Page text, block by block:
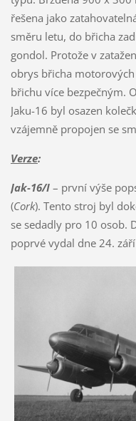
řešena jako
směru letu, do břicha
gondol. Protože v
obrys břicha
břichu více bezpečným.
Jaku-16 byl osazen
vzájemně propojen se
Verze:
Jak-16/I– první výše
(Cork). Tento stroj byl
se sedadly pro 10 osob.
poprvé vydal dne 24.